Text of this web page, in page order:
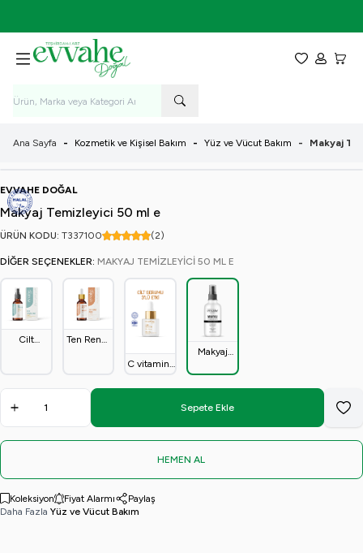
Favorilerim
Hesabım
Ana Sayfa - Kozmetik ve Kişisel Bakım - Yüz ve Vücut Bakım - Makyaj
EVVAHE DOĞAL
Makyaj Temizleyici 50 ml e
ÜRÜN KODU: T337100 (2)
DIĞER SEÇENEKLER: MAKYAJ TEMIZLEYICI 50 ML E
Cilt
Ten Rengi
C vitamini,
Asit
Cilt
Serumu)
Makyaj
50 ml e
Sepete Ekle
HEMEN AL
Koleksiyon Fiyat Alarmı
Paylaş
Daha Fazla Yüz ve Vücut Bakım